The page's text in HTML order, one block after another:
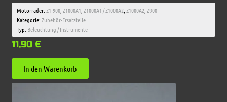
Motorräder:Z1-900,Z1000A1,Z1000A1 / Z1000A2,Z1000A2,Z900
Kategorie:Zubehör-Ersatzteile
Typ: Beleuchtung / Instrumente
11,90 €
In den Warenkorb